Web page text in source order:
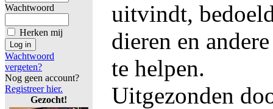
Wachtwoord
Herken mij
Wachtwoord
vergeten?
Nog geen account?
Registreer hier.
Gezocht!
uitvindt,
dieren en
te helpen.
Uitgezonden